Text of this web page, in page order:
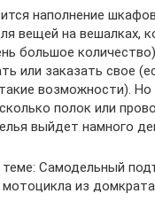
наполнение
вещей на вешалках,
большое
или заказать свое
возможности). Но
полок или
выйдет намного
Самодельный
мотоцикла из домкрата